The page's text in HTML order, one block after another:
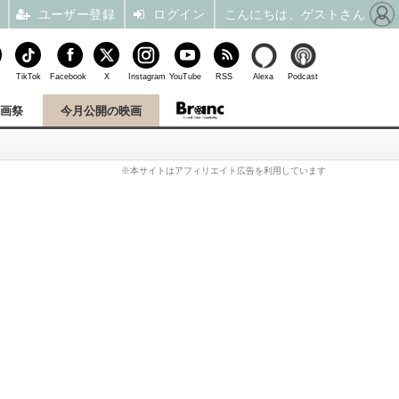
祭 今月公開の映画
※本サイトはアフィリエイト広告を利用しています
TikTok Facebook X Instagram YouTube RSS Alexa Podcast
ユーザー登録 ログイン こんにちは、ゲストさん